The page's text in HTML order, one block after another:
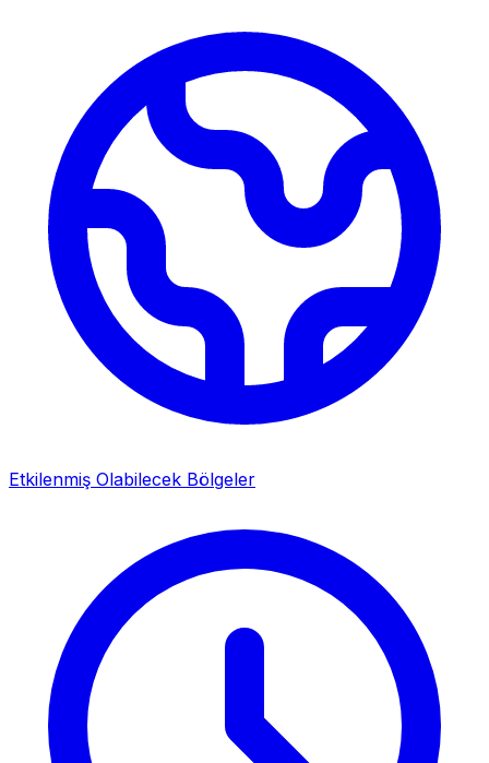
Etkilenmiş Olabilecek Bölgeler